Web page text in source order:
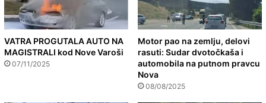
VATRA PROGUTALA AUTO NA
MAGISTRALI kod Nove Varoši
07/11/2025
Motor pao na zemlju, delovi
rasuti: Sudar dvotočkaša i
automobila na putnom pravcu
Nova
08/08/2025